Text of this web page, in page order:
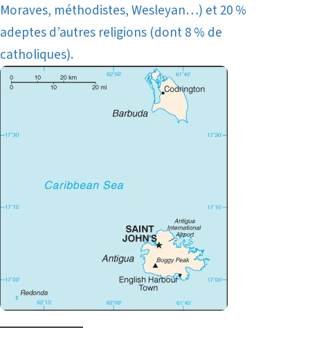
Moraves, méthodistes, Wesleyan…) et 20 %
adeptes d’autres religions (dont 8 % de
catholiques).